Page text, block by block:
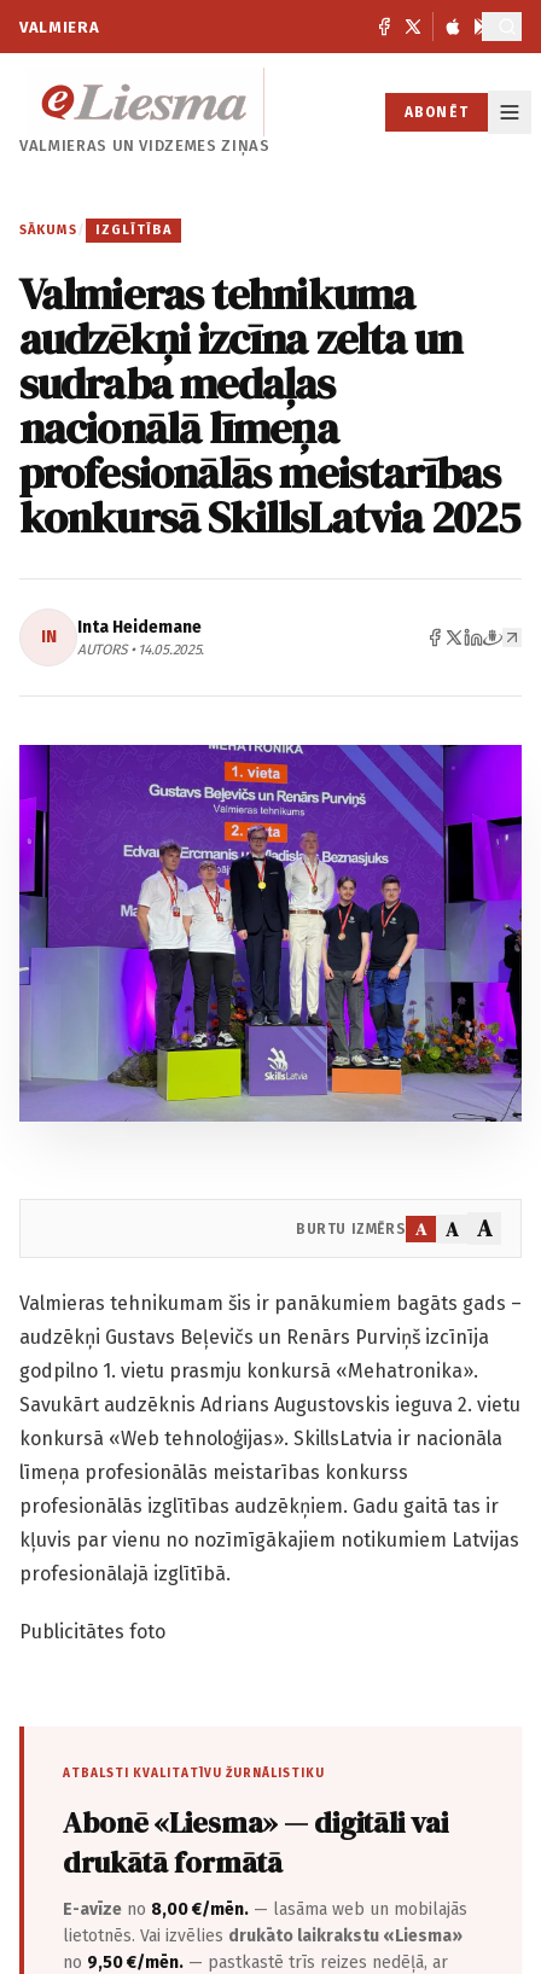
VALMIERA
VALMIERAS UNVIDZEMES ZIŅAS
ABONĒT
SĀKUMS / IZGLĪTĪBA
Valmieras tehnikuma
audzēkņi izcīna zelta un
sudraba medaļas
nacionālā līmeņa
profesionālās meistarības
konkursā SkillsLatvia 2025
IN Inta Heidemane
AUTORS • 14.05.2025.
BURTU IZMĒRS A A A
Valmieras tehnikumam šis ir panākumiem bagāts gads –
audzēkņi Gustavs Beļevičs un Renārs Purviņš izcīnīja
godpilno 1. vietu prasmju konkursā «Mehatronika».
Savukārt audzēknis Adrians Augustovskis ieguva 2. vietu
konkursā «Web tehnoloģijas». SkillsLatvia ir nacionāla
līmeņa profesionālās meistarības konkurss
profesionālās izglītības audzēkņiem. Gadu gaitā tas ir
kļuvis par vienu no nozīmīgākajiem notikumiem Latvijas
profesionālajā izglītībā.
Publicitātes foto
ATBALSTI KVALITATĪVU ŽURNĀLISTIKU
Abonē «Liesma» — digitāli vai
drukātā formātā
E-avīze no 8,00 €/mēn. — lasāma web un mobilajās
lietotnēs. Vai izvēlies drukāto laikrakstu «Liesma»
no 9,50 €/mēn. — pastkastē trīs reizes nedēļā, ar